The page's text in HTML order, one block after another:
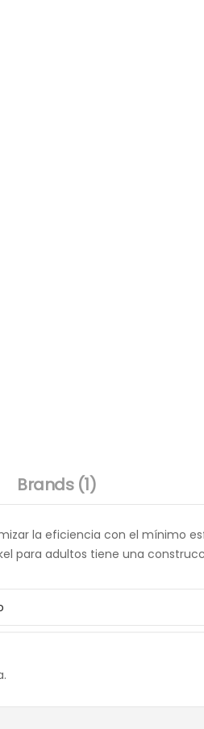
Brands (1)
la eficiencia con el mínimo
para adultos tiene una